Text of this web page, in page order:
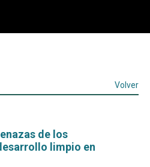
Volver
de los
limpio en